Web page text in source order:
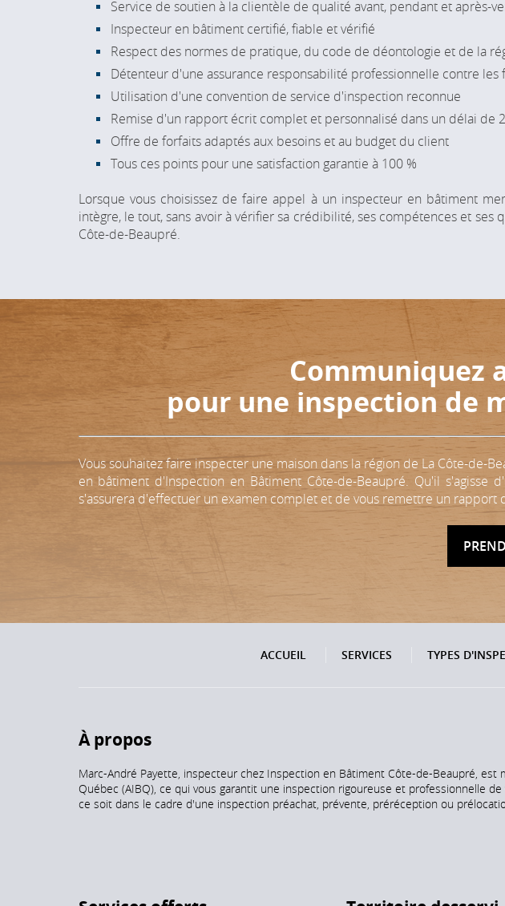
Service de soutien à la clientèle de qualité avant, pendant et après-
Inspecteur en bâtiment certifié, fiable et vérifié
Respect des normes de pratique, du code de déontologie et de la
Détenteur d'une assurance responsabilité professionnelle contre les
Utilisation d'une convention de service d'inspection reconnue
Remise d'un rapport écrit complet et personnalisé dans un délai de
Offre de forfaits adaptés aux besoins et au budget du client
Tous ces points pour une satisfaction garantie à 100 %
Lorsque vous choisissez de faire appel à un inspecteur en bâtiment
intègre, le tout, sans avoir à vérifier sa crédibilité, ses compétences et
Côte-de-Beaupré.
Communiquez
pour une inspection de
Vous souhaitez faire inspecter une maison dans la région de La Côte-de-
en bâtiment d'Inspection en Bâtiment Côte-de-Beaupré. Qu'il
s'assurera d'effectuer un examen complet et de vous remettre un rapport
ACCUEIL SERVICES TYPES
À propos
Marc-André Payette, inspecteur chez Inspection en Bâtiment Côte-de-Beaupré,
Québec (AIBQ), ce qui vous garantit une inspection rigoureuse et professionnelle
ce soit dans le cadre d'une inspection préachat, prévente, préréception ou